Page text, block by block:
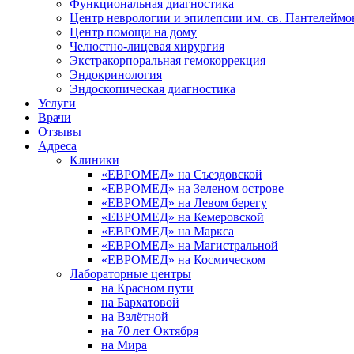
Функциональная диагностика
Центр неврологии и эпилепсии им. св.
Центр помощи на дому
Челюстно-лицевая хирургия
Экстракорпоральная гемокоррекция
Эндокринология
Эндоскопическая диагностика
Услуги
Врачи
Отзывы
Адреса
Клиники
«ЕВРОМЕД» на Съездовской
«ЕВРОМЕД» на Зеленом острове
«ЕВРОМЕД» на Левом берегу
«ЕВРОМЕД» на Кемеровской
«ЕВРОМЕД» на Маркса
«ЕВРОМЕД» на Магистральной
«ЕВРОМЕД» на Космическом
Лабораторные центры
на Красном пути
на Бархатовой
на Взлётной
на 70 лет Октября
на Мира